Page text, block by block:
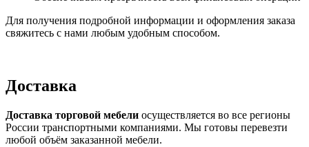
Для получения подробной информации и оформления заказа
свяжитесь с нами любым удобным способом.
Доставка
Доставка торговой мебели осуществляется во все регионы
России транспортными компаниями. Мы готовы перевезти
любой объём заказанной мебели.